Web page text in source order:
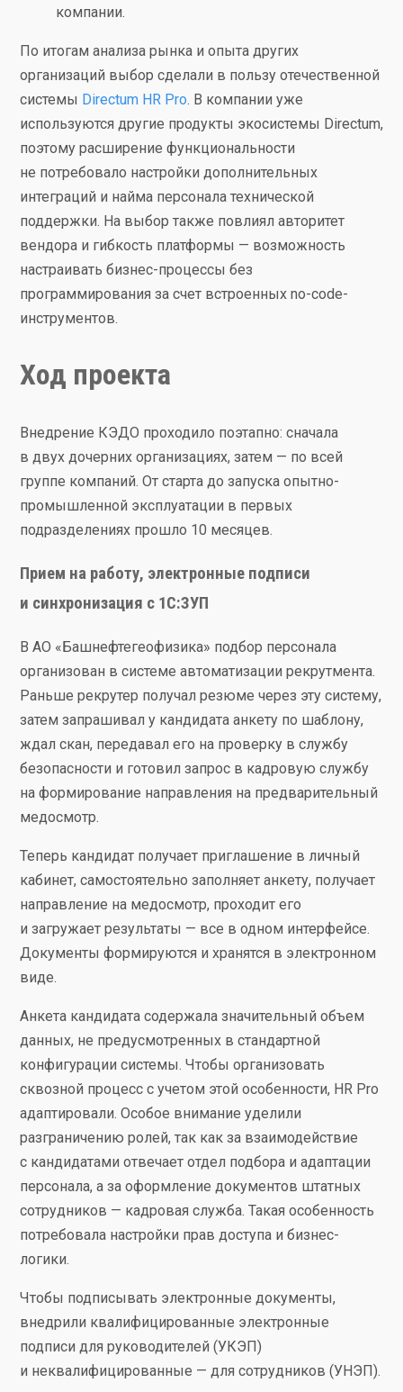
компании.
По итогам анализа рынка и опыта других
организаций выбор сделали в пользу отечественной
системы Directum HR Pro. В компании уже
используются другие продукты экосистемы Directum,
поэтому расширение функциональности
не потребовало настройки дополнительных
интеграций и найма персонала технической
поддержки. На выбор также повлиял авторитет
вендора и гибкость платформы — возможность
настраивать бизнес-процессы без
программирования за счет встроенных no-code-
инструментов.
Ход проекта
Внедрение КЭДО проходило поэтапно: сначала
в двух дочерних организациях, затем — по всей
группе компаний. От старта до запуска опытно-
промышленной эксплуатации в первых
подразделениях прошло 10 месяцев.
Прием на работу, электронные подписи
и синхронизация с 1С:ЗУП
В АО «Башнефтегеофизика» подбор персонала
организован в системе автоматизации рекрутмента.
Раньше рекрутер получал резюме через эту систему,
затем запрашивал у кандидата анкету по шаблону,
ждал скан, передавал его на проверку в службу
безопасности и готовил запрос в кадровую службу
на формирование направления на предварительный
медосмотр.
Теперь кандидат получает приглашение в личный
кабинет, самостоятельно заполняет анкету, получает
направление на медосмотр, проходит его
и загружает результаты — все в одном интерфейсе.
Документы формируются и хранятся в электронном
виде.
Анкета кандидата содержала значительный объем
данных, не предусмотренных в стандартной
конфигурации системы. Чтобы организовать
сквозной процесс с учетом этой особенности, HR Pro
адаптировали. Особое внимание уделили
разграничению ролей, так как за взаимодействие
с кандидатами отвечает отдел подбора и адаптации
персонала, а за оформление документов штатных
сотрудников — кадровая служба. Такая особенность
потребовала настройки прав доступа и бизнес-
логики.
Чтобы подписывать электронные документы,
внедрили квалифицированные электронные
подписи для руководителей (УКЭП)
и неквалифицированные — для сотрудников (УНЭП).